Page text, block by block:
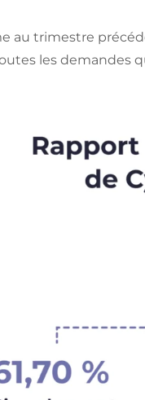
au trimestre
les demandes